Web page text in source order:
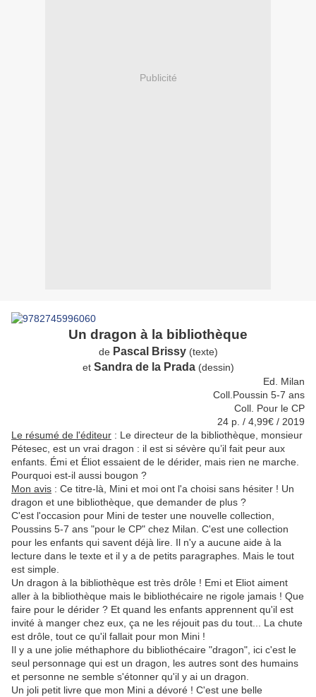
Publicité
Un dragon à la bibliothèque
de Pascal Brissy(texte)
et Sandra de la Prada(dessin)
Ed. Milan
Coll.Poussin 5-7 ans
Coll. Pour le CP
24 p. / 4,99€ / 2019
Le résumé de l'éditeur : Le directeur de la bibliothèque, monsieur
Pétesec, est un vrai dragon : il est si sévère qu’il fait peur aux
enfants. Émi et Éliot essaient de le dérider, mais rien ne marche.
Pourquoi est-il aussi bougon ?
Mon avis : Ce titre-là, Mini et moi ont l'a choisi sans hésiter ! Un
dragon et une bibliothèque, que demander de plus ?
C'est l'occasion pour Mini de tester une nouvelle collection,
Poussins 5-7 ans "pour le CP" chez Milan. C'est une collection
pour les enfants qui savent déjà lire. Il n'y a aucune aide à la
lecture dans le texte et il y a de petits paragraphes. Mais le tout
est simple.
Un dragon à la bibliothèque est très drôle ! Emi et Eliot aiment
aller à la bibliothèque mais le bibliothécaire ne rigole jamais ! Que
faire pour le dérider ? Et quand les enfants apprennent qu'il est
invité à manger chez eux, ça ne les réjouit pas du tout... La chute
est drôle, tout ce qu'il fallait pour mon Mini !
Il y a une jolie méthaphore du bibliothécaire "dragon", ici c'est le
seul personnage qui est un dragon, les autres sont des humains
et personne ne semble s'étonner qu'il y ai un dragon.
Un joli petit livre que mon Mini a dévoré ! C'est une belle